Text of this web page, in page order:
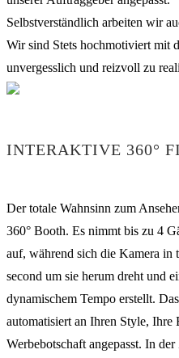
Selbstverständlich arbeiten wir
Wir sind Stets hochmotiviert mit
unvergesslich und reizvoll zu
INTERAKTIVE 360°
Der totale Wahnsinn zum
360° Booth. Es nimmt bis zu 4
auf, während sich die Kamera in
second um sie herum dreht und
dynamischem Tempo erstellt.
automatisiert an Ihren Style, Ihre
Werbebotschaft angepasst. In